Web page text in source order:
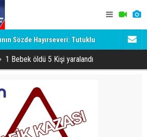
Sözde Hayırseveri: Tutuklu Dadaş'a
1 Bebek öldü 5 Kişi yaralandı